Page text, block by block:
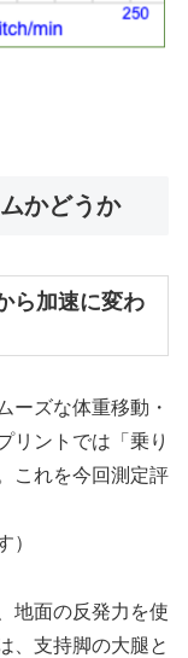
かどうか
ら加速に変わ
ーズな体重移動・
リントでは「乗り
これを今回測定評
）
地面の反発力を使
、支持脚の大腿と